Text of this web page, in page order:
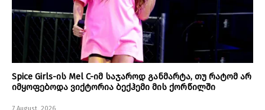
Spice Girls-ის Mel C-იმ საჯაროდ განმარტა, თუ რატომ არ
იმყოფებოდა ვიქტორია ბექჰემი მის ქორწილში